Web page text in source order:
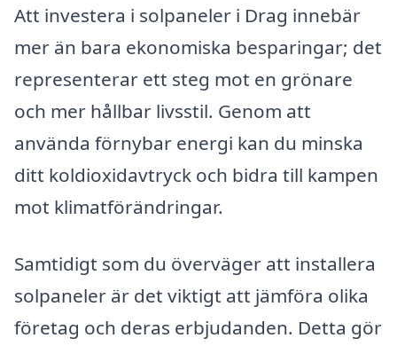
Att investera i solpaneler i Drag innebär
mer än bara ekonomiska besparingar; det
representerar ett steg mot en grönare
och mer hållbar livsstil. Genom att
använda förnybar energi kan du minska
ditt koldioxidavtryck och bidra till kampen
mot klimatförändringar.
Samtidigt som du överväger att installera
solpaneler är det viktigt att jämföra olika
företag och deras erbjudanden. Detta gör